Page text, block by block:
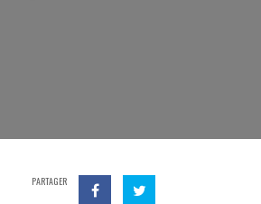
PARTAGER